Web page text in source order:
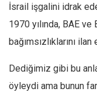
Esra Elönü
» Yazar arşivi
Tüm Sayılar
İsrail işgalini idrak
1970 yılında, BAE
bağımsızlıklarını ilan
Dediğimiz gibi bu
öyleydi ama bunun